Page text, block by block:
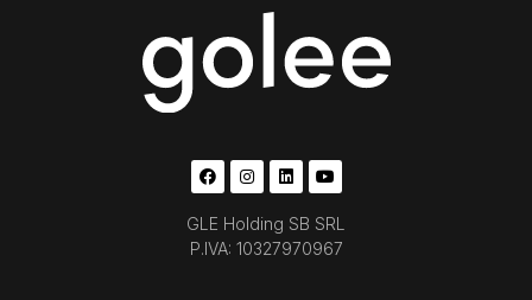
GLE Holding SB SRL
P.IVA: 10327970967